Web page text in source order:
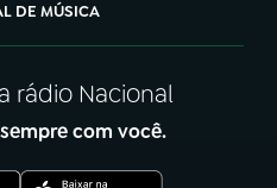
DE MÚSICA
rádio Nacional
com você.